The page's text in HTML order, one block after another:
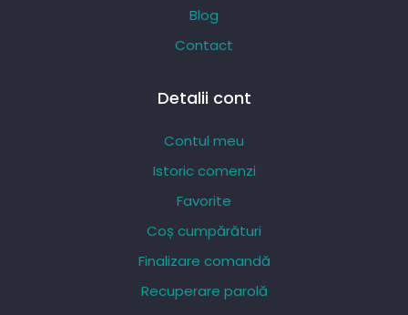
Blog
Contact
Detalii cont
Contul meu
Istoric comenzi
Favorite
Coș cumpărături
Finalizare comandă
Recuperare parolă